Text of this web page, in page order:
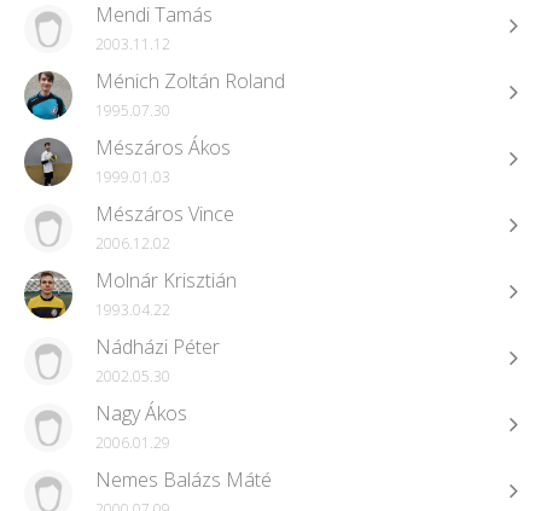
Mendi Tamás
2003.11.12
Ménich Zoltán Roland
1995.07.30
Mészáros Ákos
1999.01.03
Mészáros Vince
2006.12.02
Molnár Krisztián
1993.04.22
Nádházi Péter
2002.05.30
Nagy Ákos
2006.01.29
Nemes Balázs Máté